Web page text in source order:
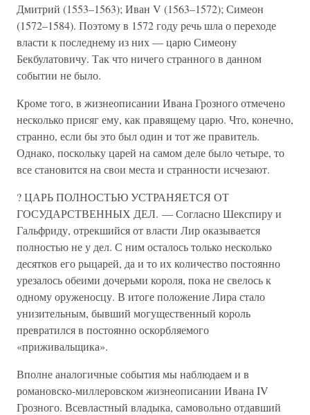
Дмитрий (1553–1563); Иван V (1563–1572); Симеон
(1572–1584). Поэтому в 1572 году речь шла о переходе
власти к последнему из них — царю Симеону
Бекбулатовичу. Так что ничего странного в данном
событии не было.
Кроме того, в жизнеописании Ивана Грозного отмечено
несколько присяг ему, как правящему царю. Что, конечно,
странно, если бы это был один и тот же правитель.
Однако, поскольку царей на самом деле было четыре, то
все становится на свои места и странности исчезают.
? ЦАРЬ ПОЛНОСТЬЮ УСТРАНЯЕТСЯ ОТ
ГОСУДАРСТВЕННЫХ ДЕЛ. — Согласно Шекспиру и
Гальфриду, отрекшийся от власти Лир оказывается
полностью не у дел. С ним осталось только несколько
десятков его рыцарей, да и то их количество постоянно
урезалось обеими дочерьми короля, пока не свелось к
одному оруженосцу. В итоге положение Лира стало
унизительным, бывший могущественный король
превратился в постоянно оскорбляемого
«приживальщика».
Вполне аналогичные события мы наблюдаем и в
романовско-миллеровском жизнеописании Ивана IV
Грозного. Всевластный владыка, самовольно отдавший